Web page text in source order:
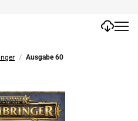
Ausgabe 60